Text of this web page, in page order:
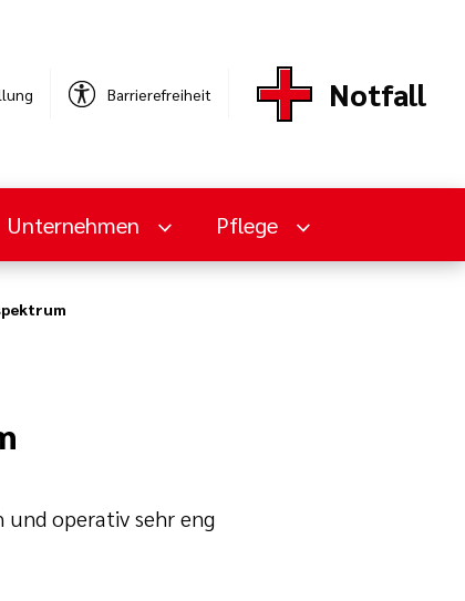
Barrierefreiheit Notfall
Unternehmen Pflege
operativ sehr eng